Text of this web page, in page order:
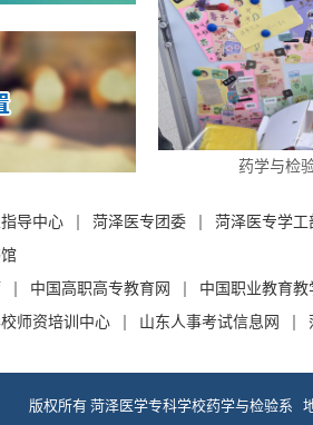
药学与检
导中心 菏泽医专团委 菏泽医专学工
中国高职高专教育网 中国职业教育教
师资培训中心
山东人事考试信息网
版权所有 菏泽医学专科学校药学与检验系